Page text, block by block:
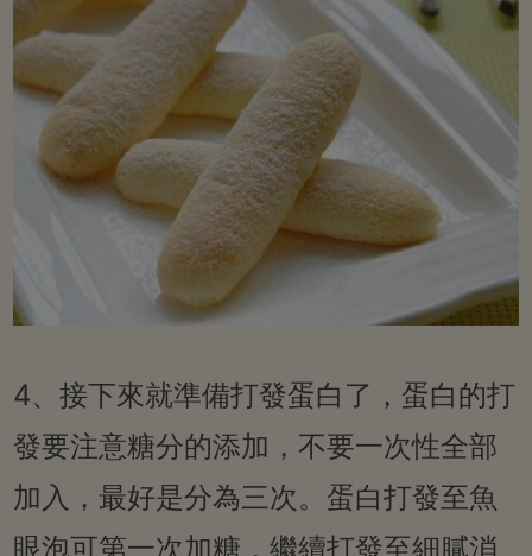
4、接下來就準備打發蛋白了，蛋白的打
發要注意糖分的添加，不要一次性全部
加入，最好是分為三次。蛋白打發至魚
眼泡可第一次加糖，繼續打發至細膩消